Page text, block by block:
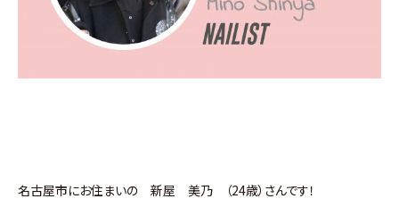
名古屋市にお住まいの 新屋 美乃 （24歳）さんです！